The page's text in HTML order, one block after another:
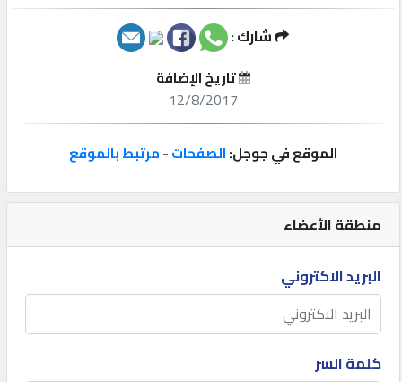
إتصل
إعلانات
المنتدى
كيو
مزاد
منطقة الأعضاء
البريد الاكتروني
كلمة السر
شارك :
تاريخ الإضافة
12/8/2017
الموقع في جوجل:الصفحات-مرتبط بالموقع